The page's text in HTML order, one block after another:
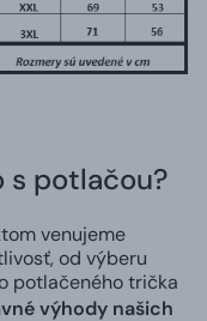
s potlačou?
venujeme
od výberu
potlačeného trička
výhody našich